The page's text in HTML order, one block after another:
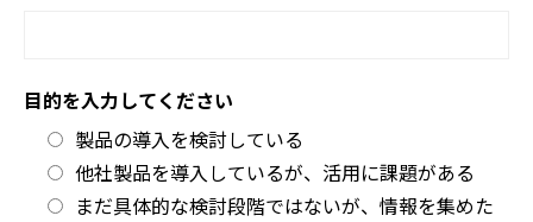
目的を入力してください
製品の導入を検討している
他社製品を導入しているが、活用に課題がある
まだ具体的な検討段階ではないが、情報を集めた